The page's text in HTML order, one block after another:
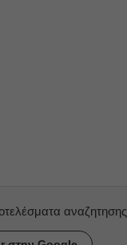
αναζητησης